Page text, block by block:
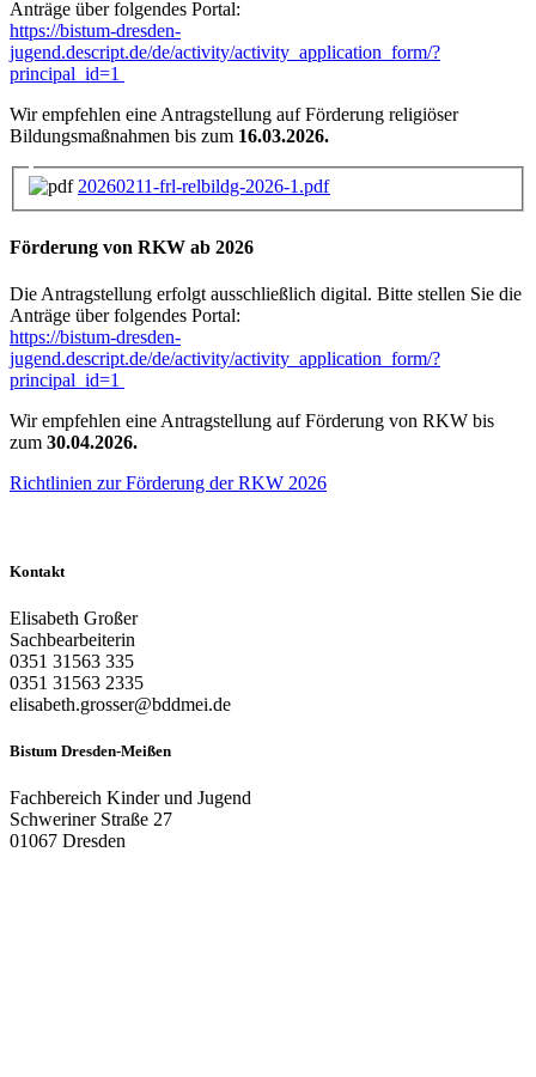
Anträge über folgendes Portal:
https://bistum-dresden-
jugend.descript.de/de/activity/activity_application_form/?
principal_id=1
Wir empfehlen eine Antragstellung auf Förderung religiöser
Bildungsmaßnahmen bis zum 16.03.2026.
20260211-frl-relbildg-2026-1.pdf
Förderung von RKW ab 2026
Die Antragstellung erfolgt ausschließlich digital. Bitte stellen Sie die
Anträge über folgendes Portal:
https://bistum-dresden-
jugend.descript.de/de/activity/activity_application_form/?
principal_id=1
Wir empfehlen eine Antragstellung auf Förderung von RKW bis
zum 30.04.2026.
Richtlinien zur Förderung der RKW 2026
Kontakt
Elisabeth Großer
Sachbearbeiterin
0351 31563 335
0351 31563 2335
elisabeth.grosser@bddmei.de
Bistum Dresden-Meißen
Fachbereich Kinder und Jugend
Schweriner Straße 27
01067 Dresden